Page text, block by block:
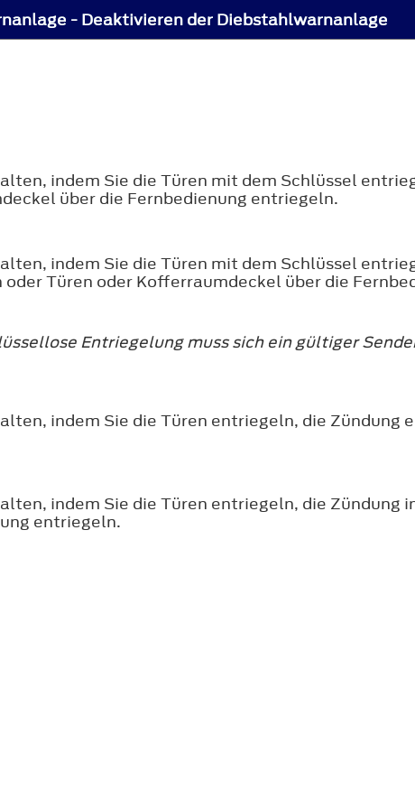
- Deaktivieren der Diebstahlwarnanlage
indem Sie die Türen mit dem Schlüssel
über die Fernbedienung entriegeln.
indem Sie die Türen mit dem Schlüssel
Türen oder Kofferraumdeckel über die
Entriegelung muss sich ein gültiger
indem Sie die Türen entriegeln, die
indem Sie die Türen entriegeln, die Zündung
entriegeln.